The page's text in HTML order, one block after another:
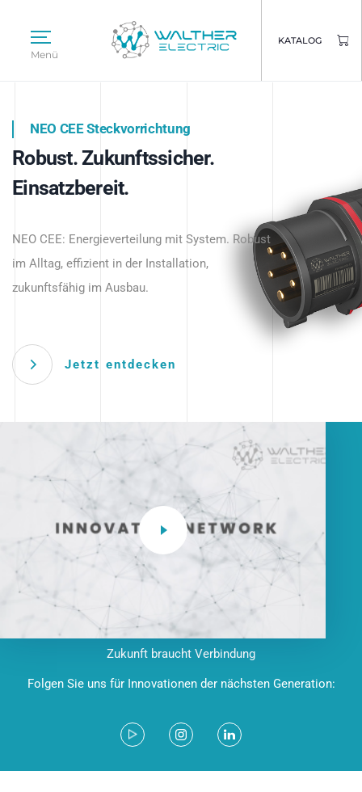
Menü
KATALOG
Intelligente Stromverteilung
beginnt hier.
NEO CEE Steckvorrichtung
Robust. Zukunftssicher.
Einsatzbereit.
NEO CEE: Energieverteilung mit System. Robust
im Alltag, effizient in der Installation,
zukunftsfähig im Ausbau.
Jetzt entdecken
Intelligenz trifft Energie.
Anwendungen – robust, IP-geschützt und
zukunftsfähig.
Zukunft braucht Verbindung
Folgen Sie uns für Innovationen der nächsten Generation: